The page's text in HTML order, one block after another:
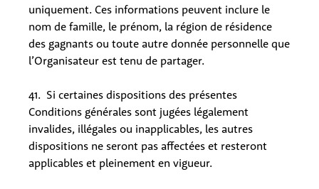
uniquement. Ces informations peuvent inclure le
nom de famille, le prénom, la région de résidence
des gagnants ou toute autre donnée personnelle que
l’Organisateur est tenu de partager.
41. Si certaines dispositions des présentes
Conditions générales sont jugées légalement
invalides, illégales ou inapplicables, les autres
dispositions ne seront pas affectées et resteront
applicables et pleinement en vigueur.